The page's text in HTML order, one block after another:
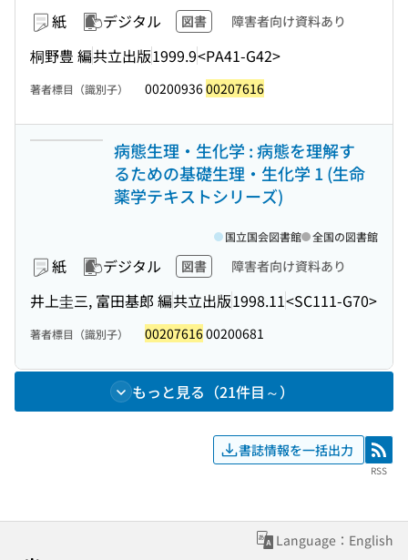
紙 デジタル 図書 障害者向け資料あり
桐野豊 編共立出版1999.9<PA41-G42>
著者標目（識別子） 0020093600207616
病態生理・生化学 : 病態を理解す
るための基礎生理・生化学 1 (生命
薬学テキストシリーズ)
紙 デジタル 図書 障害者向け資料あり
井上圭三, 富田基郎 編共立出版1998.11<SC111-G70>
国立国会図書館 全国の図書館
著者標目（識別子） 0020761600200681
もっと見る（21件目～）
書誌情報を一括出力 RSS
RSS
Language：English